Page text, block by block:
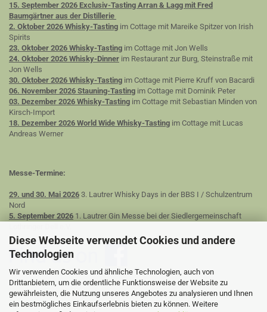
Diese Webseite verwendet Cookies und andere
Technologien
Wir verwenden Cookies und ähnliche Technologien, auch von
Drittanbietern, um die ordentliche Funktionsweise der Website zu
gewährleisten, die Nutzung unseres Angebotes zu analysieren und Ihnen
ein bestmögliches Einkaufserlebnis bieten zu können. Weitere
15. September 2026 Exclusiv-Tasting Arran & Lagg mit Fred
Baumgärtner aus der Distillerie
2. Oktober 2026 Whisky-Tasting im Cottage mit Mareike Spitzer von Irish
Spirits
23. Oktober 2026 Whisky-Tasting im Cottage mit Jon Wells
24. Oktober 2026 Whisky-Dinner im Restaurant zur Burg, Steinstraße mit
Jon Wells
30. Oktober 2026 Whisky-Tasting im Cottage mit Pierre Kruff von Bacardi
06. November 2026 Stauning-Tasting im Cottage mit Dominik Peter
03. Dezember 2026 Whisky-Tasting im Cottage mit Sebastian Minden von
Kirsch-Import
18. Dezember 2026 World Wide Whisky-Tasting im Cottage mit Lucas
Andreas Werner
Messe-Termine:
29. und 30. Mai 2026 3. Lautrer Whisky Days in der BBS I / Schulzentrum
Nord
5. September 2026 1. Lautrer Gin Messe bei der Siedlergemeinschaft